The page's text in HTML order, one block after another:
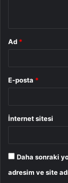
Ad *
E-posta *
İnternet sitesi
Daha sonraki
adresim ve site